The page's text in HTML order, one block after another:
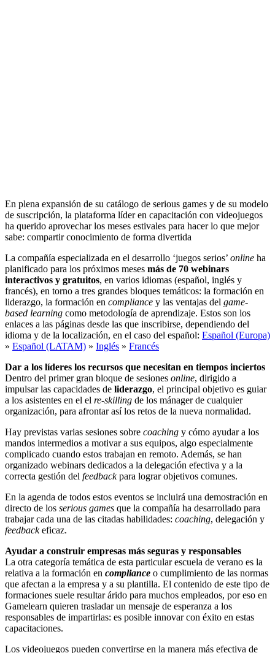
En plena expansión de su catálogo de serious games y de su modelo
de suscripción, la plataforma líder en capacitación con videojuegos
ha querido aprovechar los meses estivales para hacer lo que mejor
sabe: compartir conocimiento de forma divertida
La compañía especializada en el desarrollo ‘juegos serios’ online ha
planificado para los próximos meses más de 70 webinars
interactivos y gratuitos, en varios idiomas (español, inglés y
francés), en torno a tres grandes bloques temáticos: la formación en
liderazgo, la formación en compliance y las ventajas del game-
based learning como metodología de aprendizaje. Estos son los
enlaces a las páginas desde las que inscribirse, dependiendo del
idioma y de la localización, en el caso del español: Español (Europa)
» Español (LATAM) » Inglés » Francés
Dar a los líderes los recursos que necesitan en tiempos inciertos
Dentro del primer gran bloque de sesiones online, dirigido a
impulsar las capacidades de liderazgo, el principal objetivo es guiar
a los asistentes en el el re-skilling de los mánager de cualquier
organización, para afrontar así los retos de la nueva normalidad.
Hay previstas varias sesiones sobre coaching y cómo ayudar a los
mandos intermedios a motivar a sus equipos, algo especialmente
complicado cuando estos trabajan en remoto. Además, se han
organizado webinars dedicados a la delegación efectiva y a la
correcta gestión del feedbackpara lograr objetivos comunes.
En la agenda de todos estos eventos se incluirá una demostración en
directo de los serious games que la compañía ha desarrollado para
trabajar cada una de las citadas habilidades: coaching, delegación y
feedbackeficaz.
Ayudar a construir empresas más seguras y responsables
La otra categoría temática de esta particular escuela de verano es la
relativa a la formación en compliance o cumplimiento de las normas
que afectan a la empresa y a su plantilla. El contenido de este tipo de
formaciones suele resultar árido para muchos empleados, por eso en
Gamelearn quieren trasladar un mensaje de esperanza a los
responsables de impartirlas: es posible innovar con éxito en estas
capacitaciones.
Los videojuegos pueden convertirse en la manera más efectiva de